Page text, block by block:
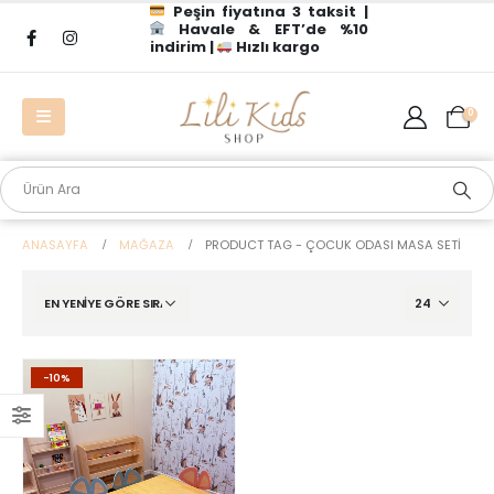
Peşin fiyatına 3 taksit |
Havale & EFT’de %10
indirim |
Hızlı kargo
0
ANASAYFA MAĞAZA PRODUCT TAG - ÇOCUK ODASI MASA SETI
-10%